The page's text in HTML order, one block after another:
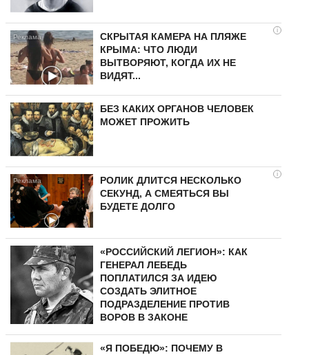
i
СКРЫТАЯ КАМЕРА НА ПЛЯЖЕ
КРЫМА: ЧТО ЛЮДИ
ВЫТВОРЯЮТ, КОГДА ИХ НЕ
ВИДЯТ...
БЕЗ КАКИХ ОРГАНОВ ЧЕЛОВЕК
МОЖЕТ ПРОЖИТЬ
i
РОЛИК ДЛИТСЯ НЕСКОЛЬКО
СЕКУНД, А СМЕЯТЬСЯ ВЫ
БУДЕТЕ ДОЛГО
«РОССИЙСКИЙ ЛЕГИОН»: КАК
ГЕНЕРАЛ ЛЕБЕДЬ
ПОПЛАТИЛСЯ ЗА ИДЕЮ
СОЗДАТЬ ЭЛИТНОЕ
ПОДРАЗДЕЛЕНИЕ ПРОТИВ
ВОРОВ В ЗАКОНЕ
«Я ПОБЕДЮ»: ПОЧЕМУ В